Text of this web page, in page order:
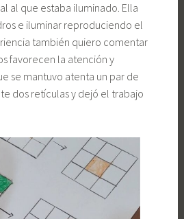
al que estaba iluminado. Ella
e iluminar reproduciendo el
también quiero comentar
favorecen la atención y
se mantuvo atenta un par de
dos retículas y dejó el trabajo